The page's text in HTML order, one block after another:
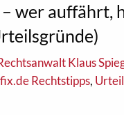
wer auffährt,
Klaus
Rechtstipps,